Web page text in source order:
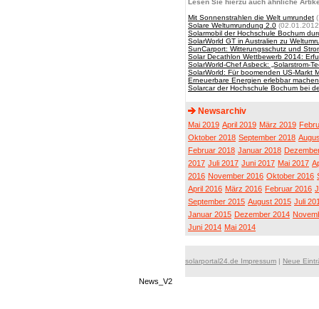
Lesen Sie hierzu auch ähnliche
Mit Sonnenstrahlen die Welt umrundet
Solare Weltumrundung 2.0
Solarmobil der Hochschule Bochum
SolarWorld GT in Australien zu
SunCarport: Witterungsschutz und
Solar Decathlon Wettbewerb 2014:
SolarWorld-Chef Asbeck: „Solarstrom-
SolarWorld: Für boomenden US-Markt
Erneuerbare Energien erlebbar machen
Solarcar der Hochschule Bochum bei
Newsarchiv
Mai 2019 April 2019 März 2019
Oktober 2018 September 2018
Februar 2018 Januar 2018
2017 Juli 2017 Juni 2017 Mai 2017
2016 November 2016 Oktober 2016
April 2016 März 2016 Februar 2016
September 2015 August 2015 Juli
Januar 2015 Dezember 2014
Juni 2014 Mai 2014
solarportal24.de Impressum | Neue
News_V2